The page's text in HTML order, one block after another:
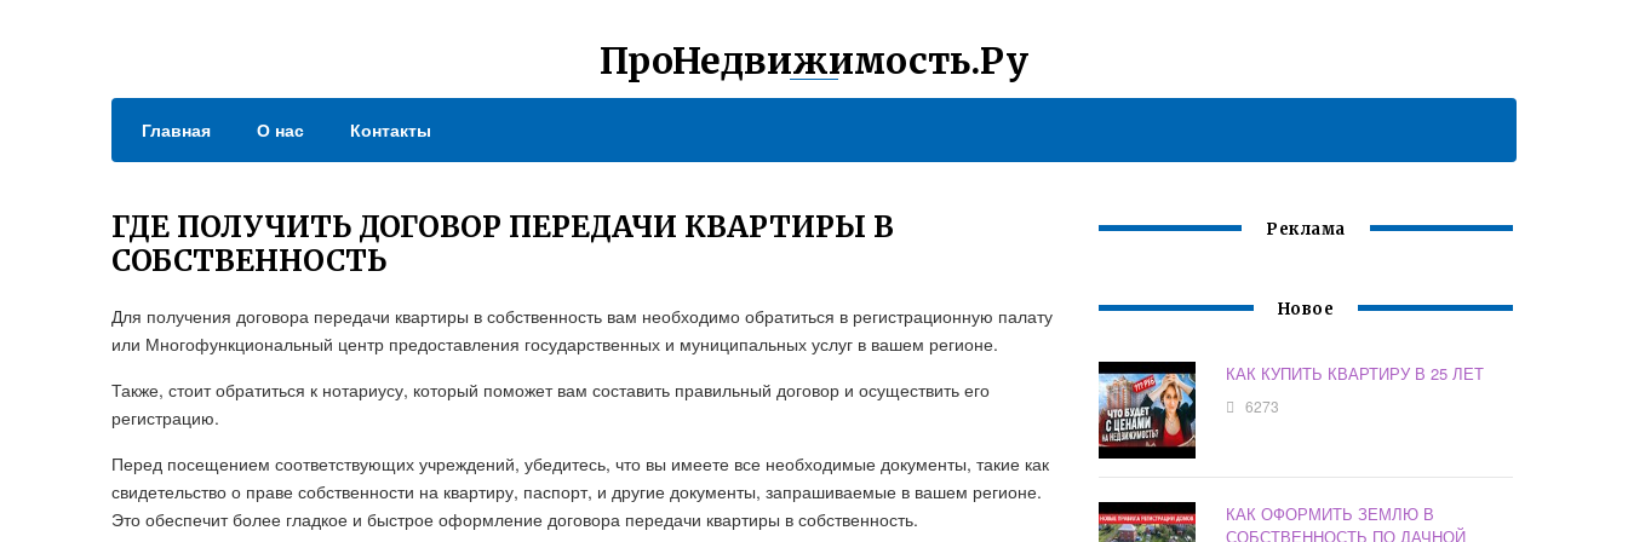
ПроНедвижимость.Ру
Главная О нас Контакты
ГДЕ ПОЛУЧИТЬ ДОГОВОР ПЕРЕДАЧИ КВАРТИРЫ В
СОБСТВЕННОСТЬ
Для получения договора передачи квартиры в собственность вам необходимо обратиться в регистрационную палату
или Многофункциональный центр предоставления государственных и муниципальных услуг в вашем регионе.
Также, стоит обратиться к нотариусу, который поможет вам составить правильный договор и осуществить его
регистрацию.
Перед посещением соответствующих учреждений, убедитесь, что вы имеете все необходимые документы, такие как
свидетельство о праве собственности на квартиру, паспорт, и другие документы, запрашиваемые в вашем регионе.
Это обеспечит более гладкое и быстрое оформление договора передачи квартиры в собственность.
Реклама
Новое
КАК КУПИТЬ КВАРТИРУ В 25 ЛЕТ
6273
КАК ОФОРМИТЬ ЗЕМЛЮ В
СОБСТВЕННОСТЬ ПО ДАЧНОЙ